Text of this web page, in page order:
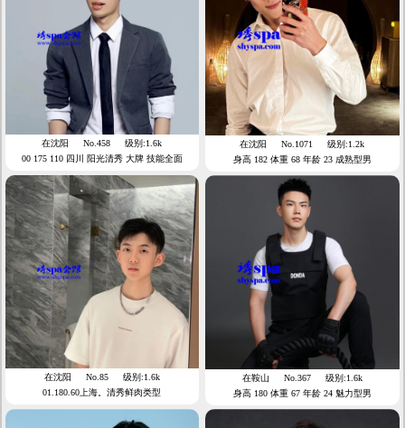
在沈阳 No.458
级别:1.6k
00 175 110 四川 阳光清秀 大牌 技能全面
在沈阳 No.1071
级别:1.2k
身高 182 体重 68 年龄 23 成熟型男
在沈阳 No.85
级别:1.6k
01.180.60上海。清秀鲜肉类型
在鞍山 No.367
级别:1.6k
身高 180 体重 67 年龄 24 魅力型男